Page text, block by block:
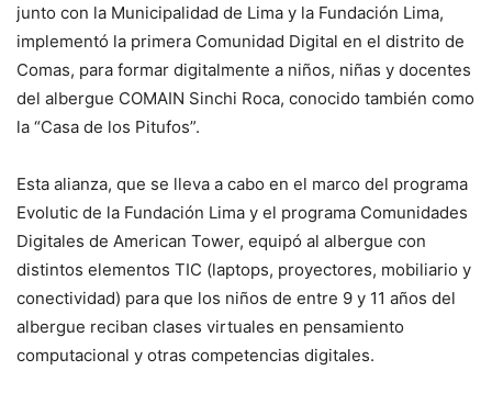
junto con la Municipalidad de Lima y la Fundación Lima,
implementó la primera Comunidad Digital en el distrito de
Comas, para formar digitalmente a niños, niñas y docentes
del albergue COMAIN Sinchi Roca, conocido también como
la “Casa de los Pitufos”.
Esta alianza, que se lleva a cabo en el marco del programa
Evolutic de la Fundación Lima y el programa Comunidades
Digitales de American Tower, equipó al albergue con
distintos elementos TIC (laptops, proyectores, mobiliario y
conectividad) para que los niños de entre 9 y 11 años del
albergue reciban clases virtuales en pensamiento
computacional y otras competencias digitales.